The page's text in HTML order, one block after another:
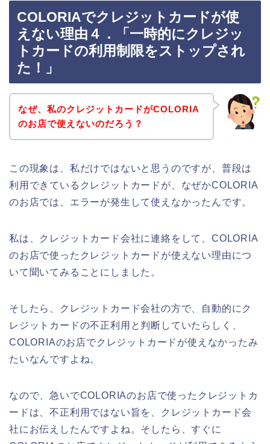
COLORIAでクレジットカードが使
えない理由４．「一時的にクレジッ
トカードの利用制限をストップされ
た！」
なぜ、私のクレジットカードがCOLORIA
のお店で使えないのだろう？
この現象は、私だけではないと思うのですが、普段は
利用できているクレジットカードが、なぜかCOLORIA
のお店では、エラーが発生して使えなかったんです。
私は、クレジットカード会社に連絡をして、COLORIA
のお店で使ったクレジットカードが使えない理由につ
いて聞いてみることにしました。
そしたら、クレジットカード会社の方で、自動的にク
レジットカードの不正利用と判断していたらしく、
COLORIAのお店でクレジットカードが使えなかったみ
たいなんですよね。
なので、急いでCOLORIAのお店で使ったクレジットカ
ードは、不正利用ではない旨を、クレジットカード会
社にお伝えしたんですよね。そしたら、すぐに